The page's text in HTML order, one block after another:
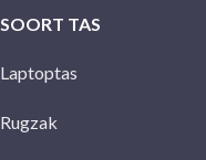
SOORT TAS
Laptoptas
Rugzak